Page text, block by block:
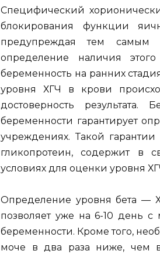
Специфический
блокирования функции
предупреждая тем самым
определение наличия
беременность на ранних
уровня ХГЧ в крови
достоверность
беременности гарантирует
учреждениях. Такой
гликопротеин, содержит в
условиях для оценки уровня
Определение уровня бета —
позволяет уже на 6-10 день с
беременности. Кроме того,
моче в два раза ниже, чем в